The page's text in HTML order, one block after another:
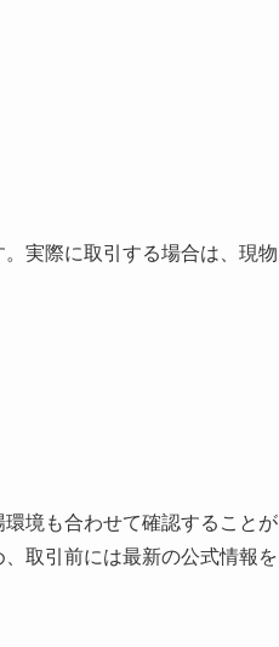
実際に取引する場合は、現物
境も合わせて確認することが
取引前には最新の公式情報を